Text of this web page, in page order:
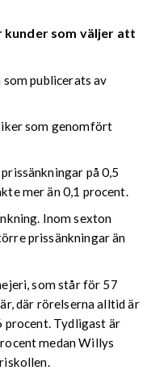
kunder som väljer att
publicerats av
som genomfört
på 0,5
mer än 0,1 procent.
Inom sexton
prissänkningar än
som står för 57
där rörelserna alltid är
procent. Tydligast är
medan Willys